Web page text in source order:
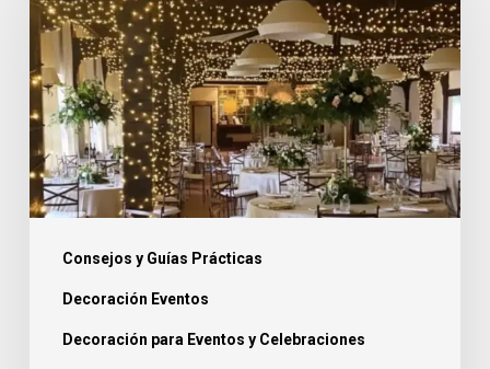
Consejos y Guías Prácticas
Decoración Eventos
Decoración para Eventos y Celebraciones
restaurantes
interior